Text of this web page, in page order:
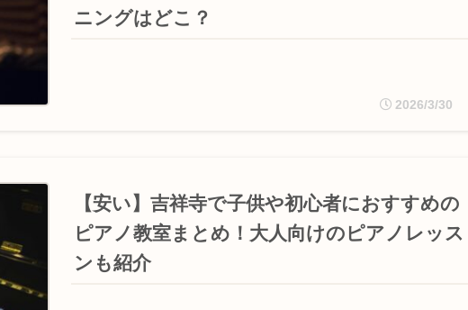
ニングはどこ？
2026/3/30
【安い】吉祥寺で子供や初心者におすすめの
ピアノ教室まとめ！大人向けのピアノレッス
ンも紹介